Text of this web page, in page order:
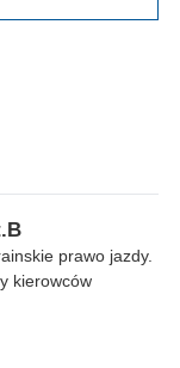
prawo jazdy.
kierowców